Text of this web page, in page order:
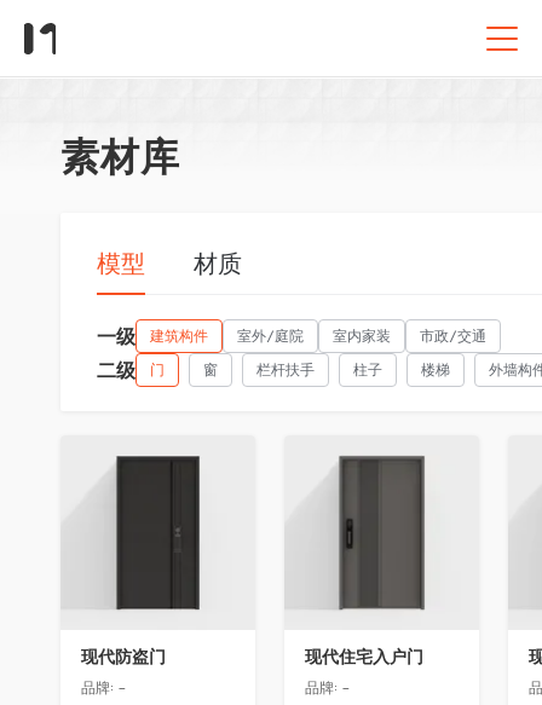
素材库
模型 材质
一级 建筑构件 室外/庭院 室内家装 市政/交通
二级 门 窗 栏杆扶手 柱子 楼梯 外墙构
收藏
现代防盗门
品牌: -
收藏
现代住宅入户门
品牌: -